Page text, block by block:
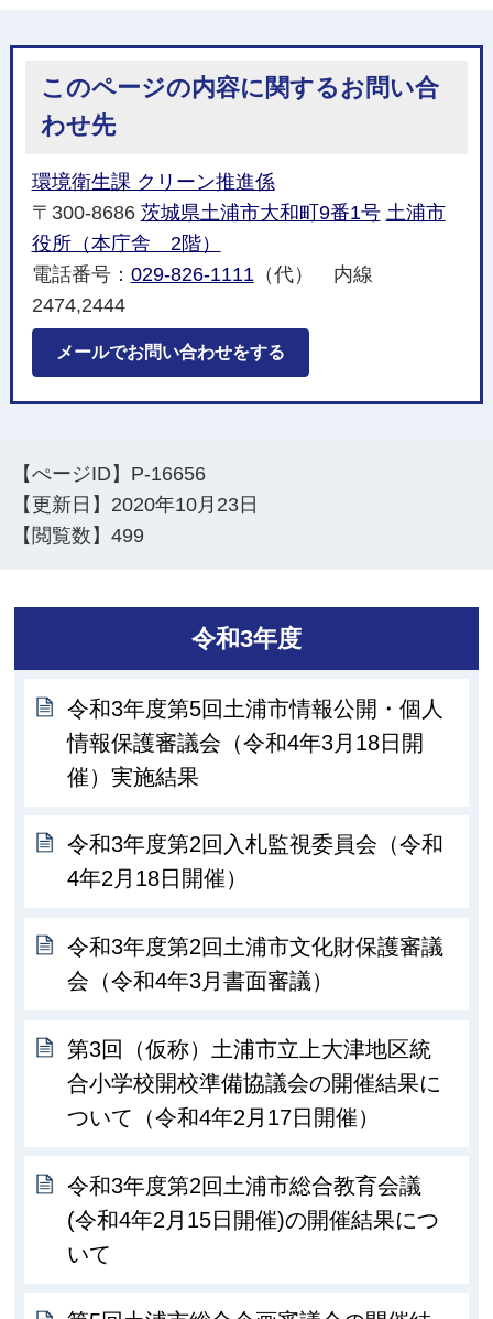
このページの内容に関するお問い合
わせ先
環境衛生課 クリーン推進係
〒300-8686 茨城県土浦市大和町9番1号 土浦市
役所（本庁舎 2階）
電話番号： 029-826-1111（代） 内線
2474,2444
メールでお問い合わせをする
【ぺージID】 P-16656
【更新日】 2020年10月23日
【閲覧数】499
令和3年度
令和3年度第5回土浦市情報公開・個人
情報保護審議会（令和4年3月18日開
催）実施結果
令和3年度第2回入札監視委員会（令和
4年2月18日開催）
令和3年度第2回土浦市文化財保護審議
会（令和4年3月書面審議）
第3回（仮称）土浦市立上大津地区統
合小学校開校準備協議会の開催結果に
ついて（令和4年2月17日開催）
令和3年度第2回土浦市総合教育会議
(令和4年2月15日開催)の開催結果につ
いて